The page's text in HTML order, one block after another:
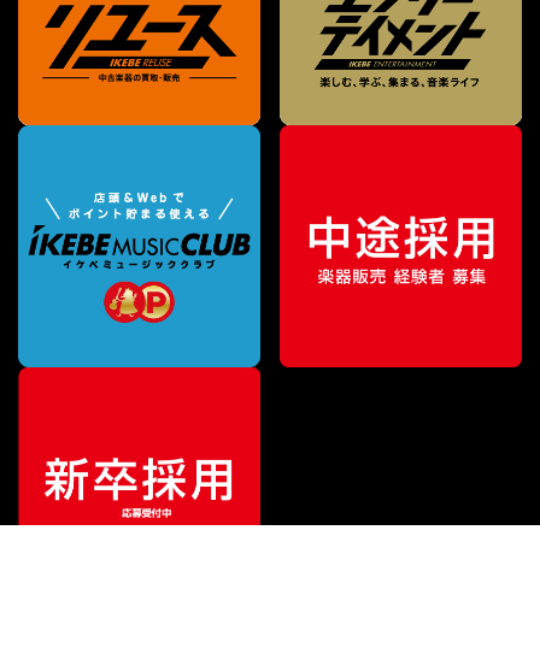
販売価格¥6,798（税込）